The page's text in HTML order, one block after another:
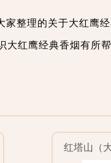
家整理的关于大红鹰
大红鹰经典香烟有所
红塔山（